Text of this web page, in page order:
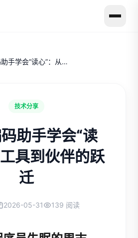
当AI编码助手学会“读心”：从工具到伙伴的跃迁
技术分享
助手学会“读
具到伙伴的跃
迁
2026-05-31 139 阅读